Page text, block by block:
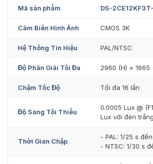
Mã sản phẩm DS-
Cảm Biến Hình Ảnh CMOS 3K
Hệ Thống Tín Hiệu PAL/NTSC
Độ Phân Giải Tối Đa 2960 (H) × 1665
Chậm Tốc Độ Tối đa 16 lần
Độ Sáng Tối Thiểu
0.0005 Lux @
Lux với đèn trắng
Thời Gian Chập
- PAL: 1/25 s
- NTSC: 1/30 s